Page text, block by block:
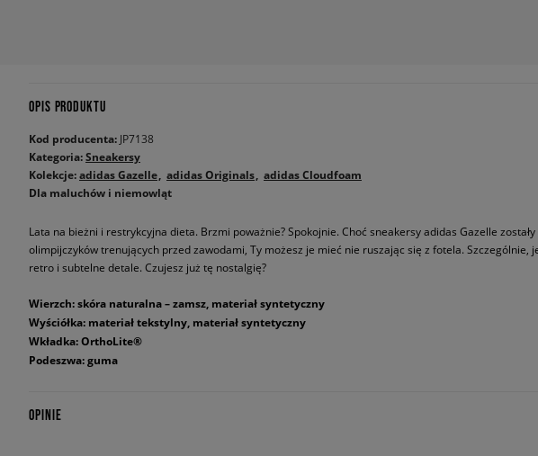
OPIS PRODUKTU
Kod producenta: JP7138
Kategoria:Sneakersy
Kolekcje:adidas Gazelle adidas Originals adidas Cloudfoam
Dla maluchów i niemowląt
Lata na bieżni i restrykcyjna dieta. Brzmi poważnie? Spokojnie. Choć sneakersy adidas Gazelle
olimpijczyków trenujących przed zawodami, Ty możesz je mieć nie ruszając się z fotela. Szczególnie,
retro i subtelne detale. Czujesz już tę nostalgię?
Wierzch: skóra naturalna – zamsz, materiał syntetyczny
Wyściółka: materiał tekstylny, materiał syntetyczny
Wkładka: OrthoLite®
Podeszwa: guma
OPINIE